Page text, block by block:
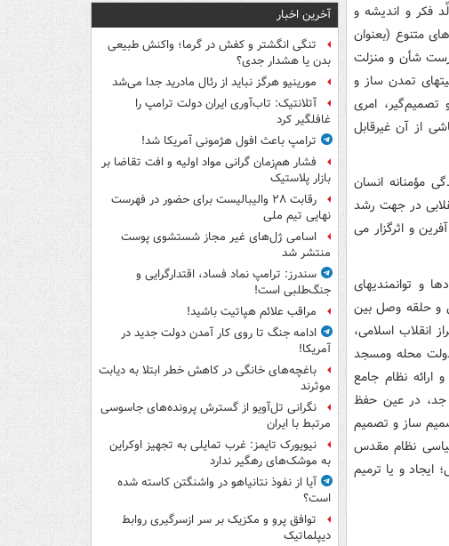
فکر و اندیشه و
متنوع (بعنوان
شأن و منزلت
تمدن ساز و
تصمیم‌گیر، امری
از آن غیرقابل
مؤمنانه انسان
در جهت رشد
و اثرگزار می
و توانمندیهای
و حلقه وصل بین
انقلاب اسلامی،
محله ومسجد
ارائه نظام جامع
جد، در عین حفظ
ساز و تصمیم
نظام مقدس
ایجاد و یا ترمیم
آخرین اخبار
تنگی انگشتر و کفش در گرما؛ واکنش طبیعی
بدن یا هشدار جدی؟
مورینیو هرگز نباید از رئال مادرید جدا می‌شد
آتلانتیک: تاب‌آوری ایران دولت ترامپ را
غافلگیر کرد
ترامپ باعث افول هژمونی آمریکا شد!
فشار هم‌زمان گرانی مواد اولیه و افت تقاضا بر
بازار پلاستیک
رقابت ۲۸ والیبالیست برای حضور در فهرست
نهایی تیم ملی
اسامی ژل‌های غیر مجاز شستشوی پوست
منتشر شد
سندرز: ترامپ نماد فساد، اقتدارگرایی و
جنگ‌طلبی است!
مراقب علائم هپاتیت باشید!
ادامه جنگ تا روی کار آمدن دولت جدید در
آمریکا!
باغچه‌های خانگی در کاهش خطر ابتلا به دیابت
موثرند
نگرانی تل‌آویو از گسترش پرونده‌های جاسوسی
مرتبط با ایران
نیویورک تایمز: غرب تمایلی به تجهیز اوکراین
به موشک‌های رهگیر ندارد
آیا از نفوذ نتانیاهو در واشنگتن کاسته شده
است؟
توافق پرو و مکزیک بر سر ازسرگیری روابط
دیپلماتیک